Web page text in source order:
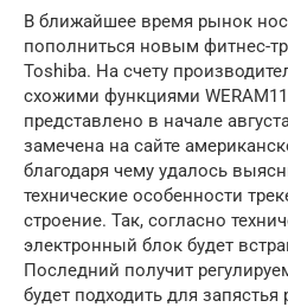
В ближайшее время рынок
пополниться новым фитнес-
Toshiba. На счету
схожими функциями
представлено в начале
замечена на сайте
благодаря чему удалось
технические особенности
строение. Так, согласно
электронный блок будет
Последний получит
будет подходить для запястья